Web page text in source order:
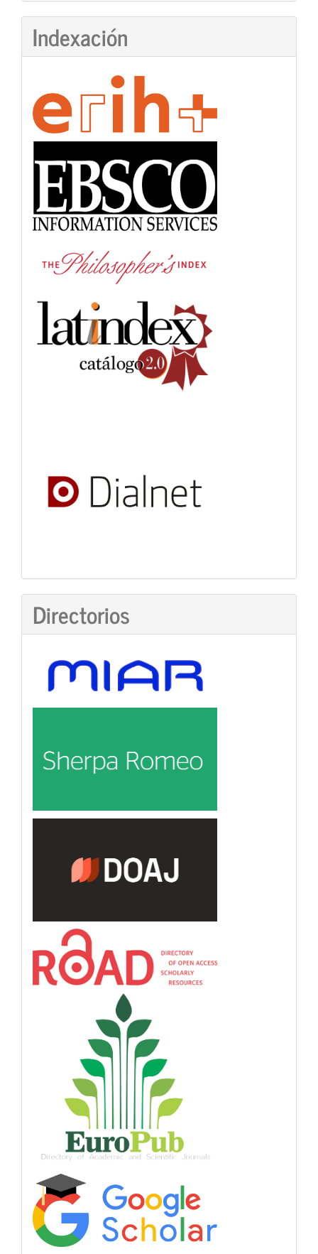
artículo
Indexación
Directorios